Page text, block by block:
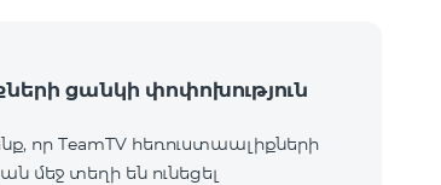
ցանկի փոփոխություն
որ TeamTV հեռուստաալիքների
մեջ տեղի են ունեցել